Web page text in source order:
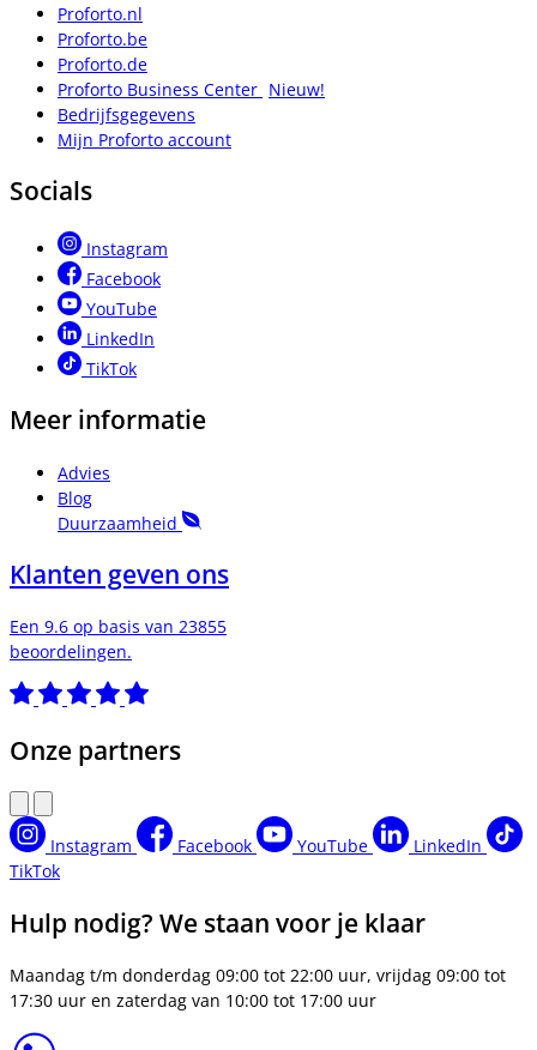
Proforto.nl
Proforto.be
Proforto.de
Proforto Business Center Nieuw!
Bedrijfsgegevens
Mijn Proforto account
Socials
Instagram
Facebook
YouTube
LinkedIn
TikTok
Meer informatie
Advies
Blog
Duurzaamheid
Klanten geven ons
Een 9.6 op basis van 23855
beoordelingen.
Onze partners
Instagram Facebook YouTube
LinkedIn
TikTok
Hulp nodig? We staan voor je klaar
Maandag t/m donderdag 09:00 tot 22:00 uur, vrijdag 09:00 tot
17:30 uur en zaterdag van 10:00 tot 17:00 uur